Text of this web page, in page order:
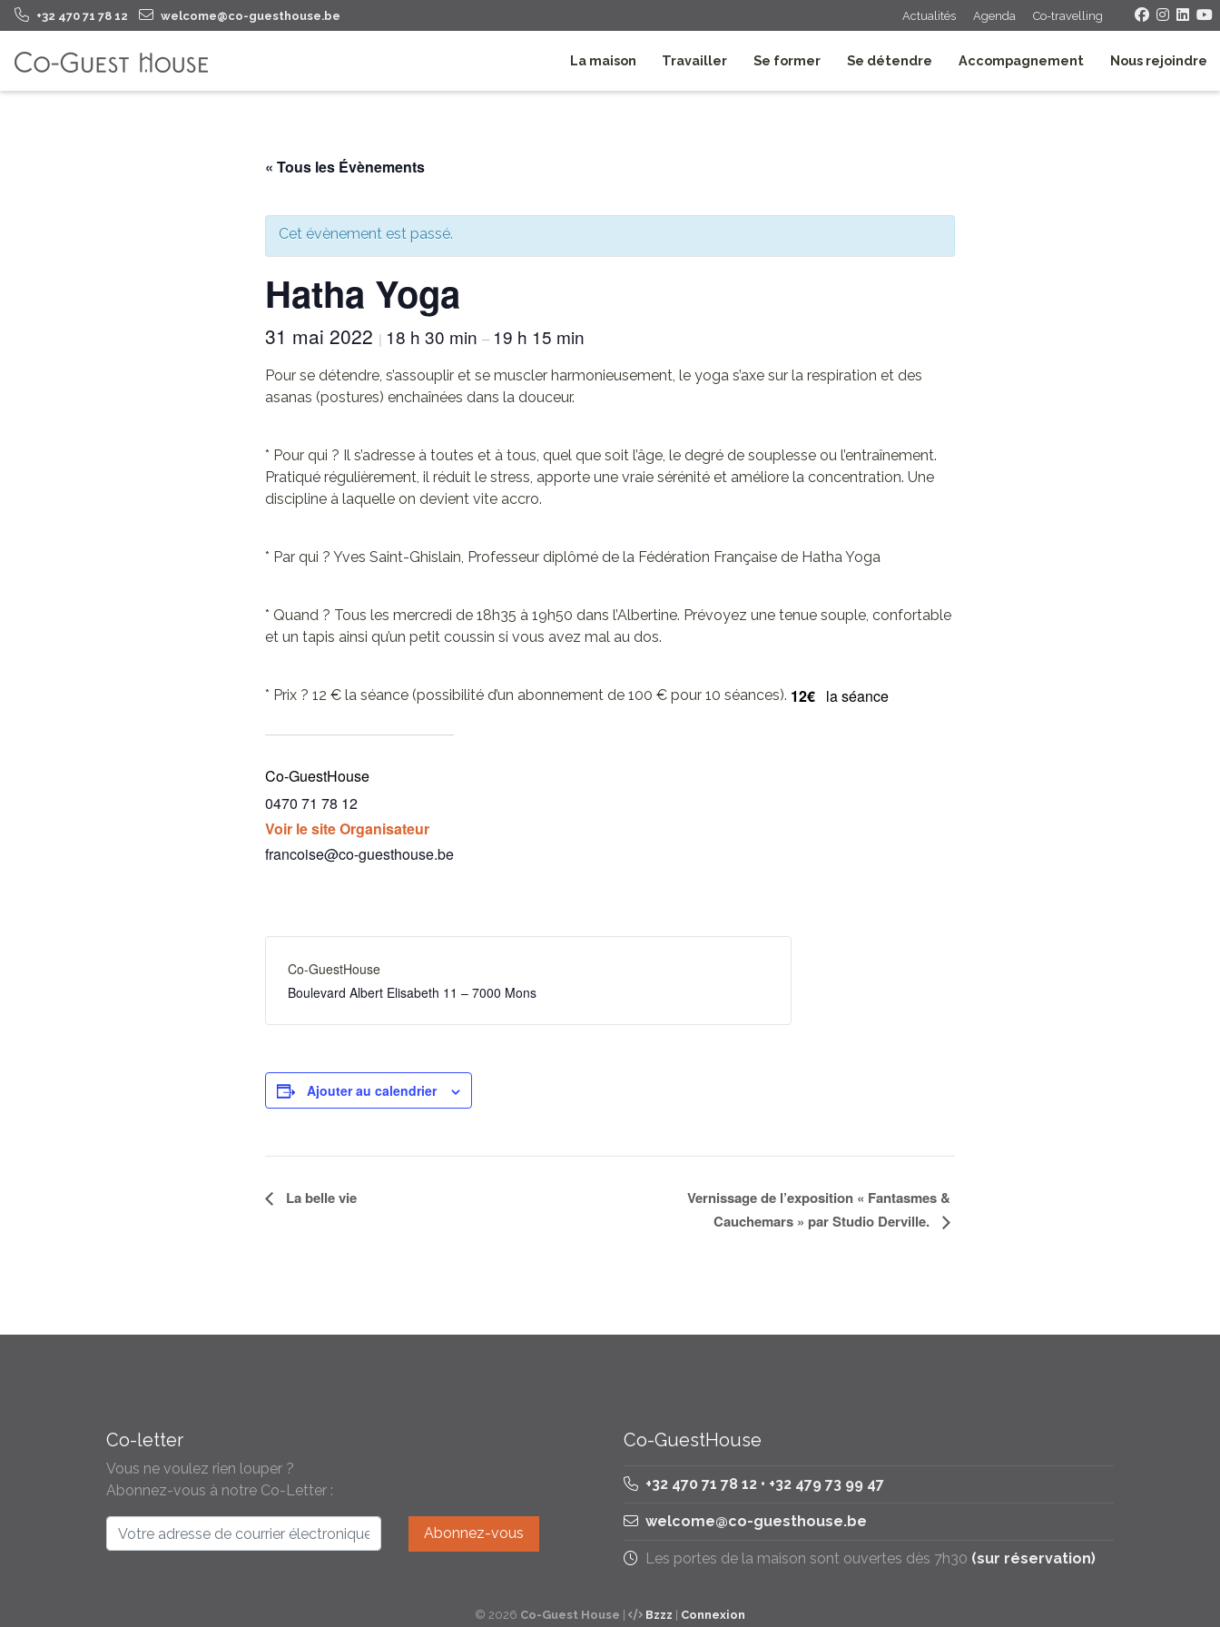
+32 470 71 78 12 welcome@co-guesthouse.be Actualités Agenda Co-travelling
La maison Travailler Se former Se détendre Accompagnement Nous rejoindre
« Tous les Évènements
Cet évènement est passé.
Hatha Yoga
31 mai 2022 | 18 h 30 min – 19 h 15 min
Pour se détendre, s’assouplir et se muscler harmonieusement, le yoga s’axe sur la respiration et des
asanas (postures) enchaînées dans la douceur.
* Pour qui ? Il s’adresse à toutes et à tous, quel que soit l’âge, le degré de souplesse ou l’entraînement.
Pratiqué régulièrement, il réduit le stress, apporte une vraie sérénité et améliore la concentration. Une
discipline à laquelle on devient vite accro.
* Par qui ? Yves Saint-Ghislain, Professeur diplômé de la Fédération Française de Hatha Yoga
* Quand ? Tous les mercredi de 18h35 à 19h50 dans l’Albertine. Prévoyez une tenue souple, confortable
et un tapis ainsi qu’un petit coussin si vous avez mal au dos.
* Prix ? 12 € la séance (possibilité d’un abonnement de 100 € pour 10 séances). 12€ la séance
Co-GuestHouse
0470 71 78 12
Voir le site Organisateur
francoise@co-guesthouse.be
Co-GuestHouse
Boulevard Albert Elisabeth 11 – 7000 Mons
Ajouter au calendrier
Navigation
La belle vie
Vernissage de l’exposition « Fantasmes &
Cauchemars » par Studio Derville.
Co-letter
Vous ne voulez rien louper ?
Abonnez-vous à notre Co-Letter :
Co-GuestHouse
+32 470 71 78 12 • +32 479 73 99 47
welcome@co-guesthouse.be
Les portes de la maison sont ouvertes dès 7h30 (sur réservation)
© 2026 Co-Guest House Bzzz Connexion